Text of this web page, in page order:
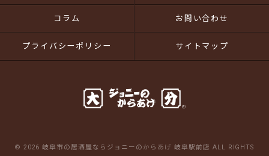
コラム お問い合わせ
プライバシーポリシー サイトマップ
© 2026 岐阜市の居酒屋ならジョニーのからあげ 岐阜駅前店 ALL RIGHTS